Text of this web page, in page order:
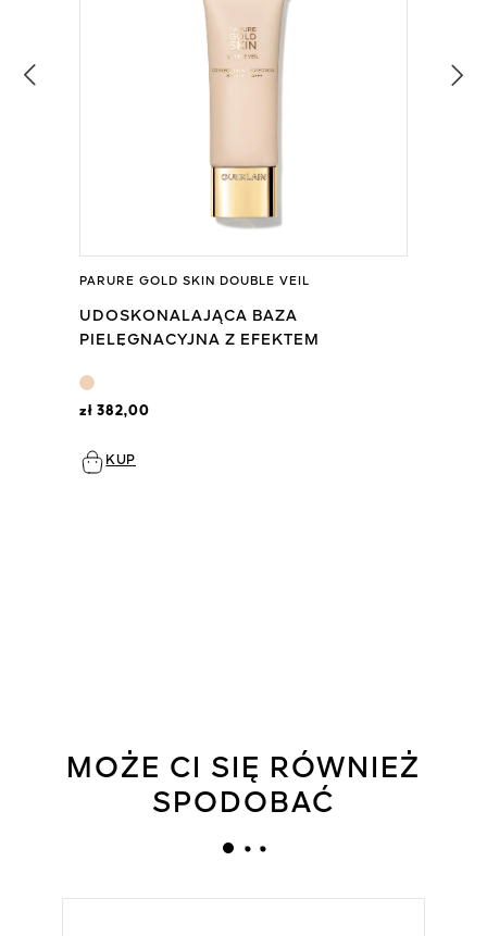
PARURE GOLD SKIN DOUBLE VEIL
UDOSKONALAJĄCA BAZA
PIELĘGNACYJNA Z EFEKTEM
zł 382,00
KUP
MOŻE CI SIĘ RÓWNIEŻ
SPODOBAĆ